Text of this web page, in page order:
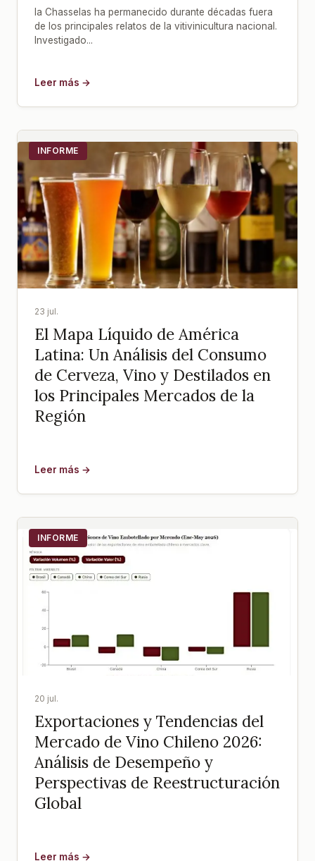
la Chasselas ha permanecido durante décadas fuera
de los principales relatos de la vitivinicultura nacional.
Investigado...
Leer más →
INFORME
23 jul.
El Mapa Líquido de América
Latina: Un Análisis del Consumo
de Cerveza, Vino y Destilados en
los Principales Mercados de la
Región
Leer más →
INFORME
20 jul.
Exportaciones y Tendencias del
Mercado de Vino Chileno 2026:
Análisis de Desempeño y
Perspectivas de Reestructuración
Global
Leer más →